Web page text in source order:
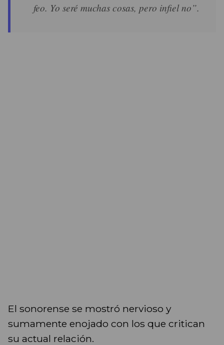
feo. Yo seré muchas cosas, pero infiel no”.
El sonorense se mostró nervioso y
sumamente enojado con los que critican
su actual relación.